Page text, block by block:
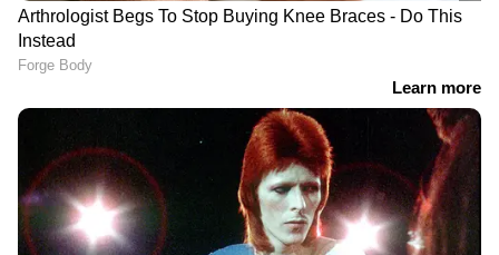
ഇന്ത്യയിലെയും ലോകമെമ്പാടുമുള്ള എല്ലാ
അറിയാൻ എപ്പോഴും ഏഷ്യാനെറ്റ്
Malayalam News
തത്സമയ അപ്‌ഡേറ്റുകളും ആഴത്തിലുള്ള
വിശകലനവും സമഗ്രമായ റിപ്പോർട്ടിംഗും —
എല്ലാം ഒരൊറ്റ സ്ഥലത്ത്. ഏത് സമയത്തും,
എവിടെയും വിശ്വസനീയമായ വാർത്തകൾ